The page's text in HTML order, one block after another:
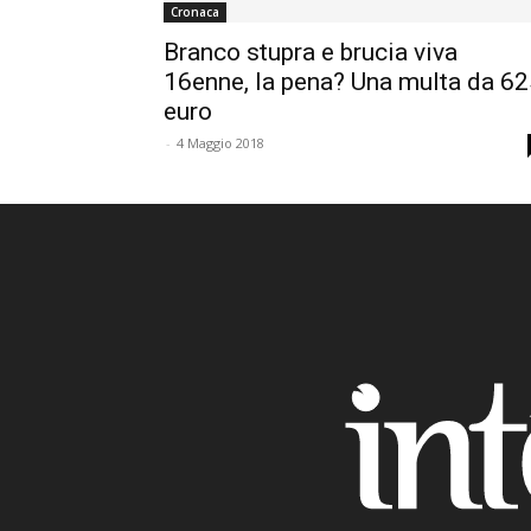
Cronaca
Branco stupra e brucia viva
16enne, la pena? Una multa da
euro
- 4 Maggio 2018